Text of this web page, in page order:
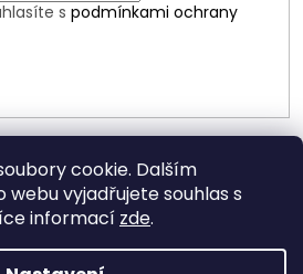
cookie. Dalším
vyjadřujete souhlas s
informací zde.
s podmínkami ochrany